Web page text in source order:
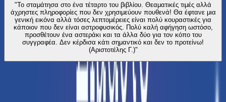
"Το σταμάτησα στο ένα τέταρτο του βιβλίου. Θεαματικές τιμές αλλά
άχρηστες πληροφορίες που δεν χρησιμεύουν πουθενά! Θα έφτανε μια
γενική εικόνα αλλά τόσες λεπτομέρειες είναι πολύ κουραστικές για
κάποιον που δεν είναι αστροφυσικός. Πολύ καλή αφήγηση ωστόσο,
προσθέτουν ένα αστεράκι και τα άλλα δύο για τον κόπο του
συγγραφέα. Δεν κέρδισα κάτι σημαντικό και δεν το προτείνω!
(Αριστοτέλης Γ.)"